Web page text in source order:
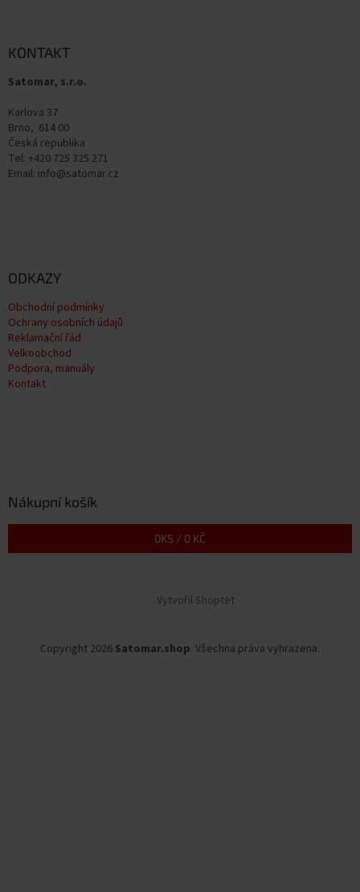
KONTAKT
Satomar, s.r.o.
Karlova 37
Brno, 614 00
Česká republika
Tel: +420 725 325 271
Email: info@satomar.cz
ODKAZY
Obchodní podmínky
Ochrany osobních údajů
Reklamační řád
Velkoobchod
Podpora, manuály
Kontakt
Nákupní košík
0KS / 0 KČ
Vytvořil Shoptet
Copyright 2026 Satomar.shop. Všechna práva vyhrazena.